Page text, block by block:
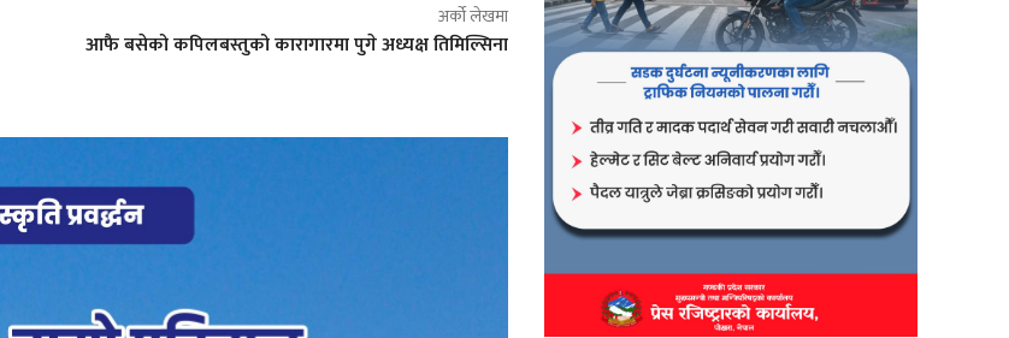
अर्को लेखमा
आफै बसेको कपिलबस्तुको कारागारमा पुगे अध्यक्ष तिमिल्सिना